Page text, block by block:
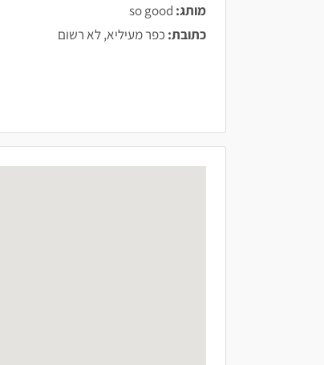
מותג:
כתובת: כפר מעיליא, לא רשום